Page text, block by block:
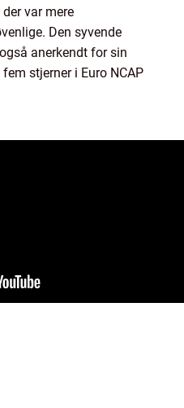
var mere
Den syvende
anerkendt for sin
stjerner i Euro NCAP